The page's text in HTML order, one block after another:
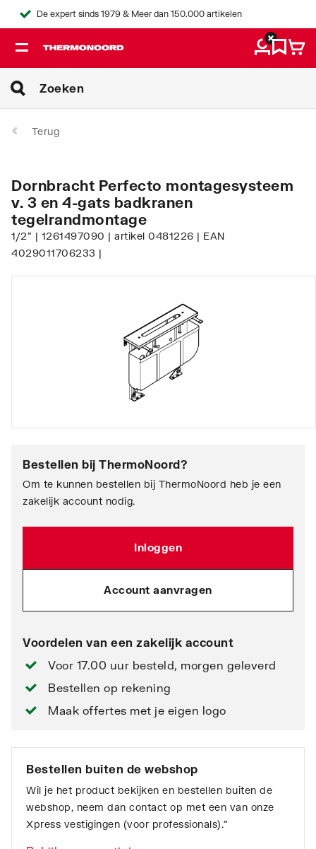
De expert sinds 1979 & Meer dan 150.000 artikelen
Terug
Dornbracht Perfecto montagesysteem
v. 3 en 4-gats badkranen
tegelrandmontage
1/2" | 1261497090 | artikel 0481226 | EAN
4029011706233 |
Bestellen bij ThermoNoord?
Om te kunnen bestellen bij ThermoNoord heb je een
zakelijk account nodig.
Inloggen
Account aanvragen
Voordelen van een zakelijk account
Voor 17.00 uur besteld, morgen geleverd
Bestellen op rekening
Maak offertes met je eigen logo
Bestellen buiten de webshop
Wil je het product bekijken en bestellen buiten de
webshop, neem dan contact op met een van onze
Xpress vestigingen (voor professionals).”